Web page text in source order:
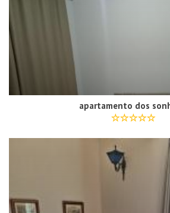
apartamento dos